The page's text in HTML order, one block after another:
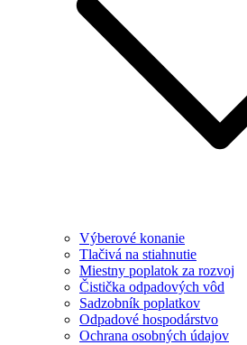
Výberové konanie
Tlačivá na stiahnutie
Miestny poplatok za rozvoj
Čistička odpadových vôd
Sadzobník poplatkov
Odpadové hospodárstvo
Ochrana osobných údajov